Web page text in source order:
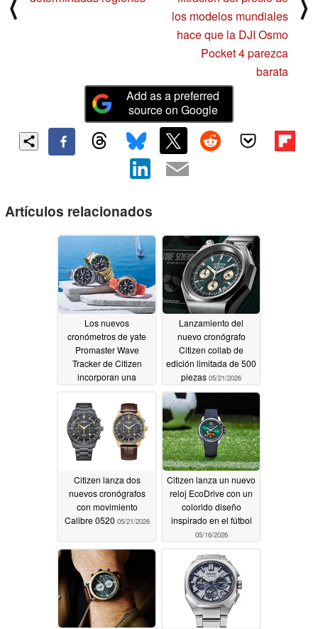
⟨
los modelos mundiales
hace que la DJI Osmo
Pocket 4 parezca
barata
⟩
Add as a preferred
source on Google
Artículos relacionados
Los nuevos
cronómetros de yate
Promaster Wave
Tracker de Citizen
incorporan una
navegación muy
avanzada
05/22/2026
Lanzamiento del
nuevo cronógrafo
Citizen collab de
edición limitada de 500
piezas 05/21/2026
Citizen lanza dos
nuevos cronógrafos
con movimiento
Calibre 0520 05/21/2026
Citizen lanza un nuevo
reloj EcoDrive con un
colorido diseño
inspirado en el fútbol
05/16/2026